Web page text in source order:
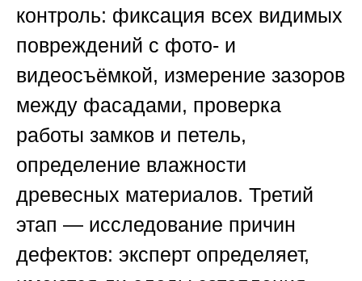
контроль: фиксация всех видимых
повреждений с фото- и
видеосъёмкой, измерение зазоров
между фасадами, проверка
работы замков и петель,
определение влажности
древесных материалов. Третий
этап — исследование причин
дефектов: эксперт определяет,